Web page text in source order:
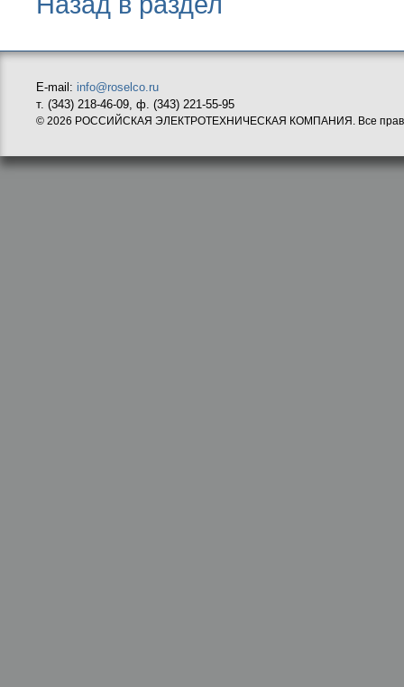
E-mail: info@roselco.ru
т. (343) 218-46-09, ф. (343) 221-55-95
© 2026 РОССИЙСКАЯ ЭЛЕКТРОТЕХНИЧЕСКАЯ КОМПАНИЯ. Все